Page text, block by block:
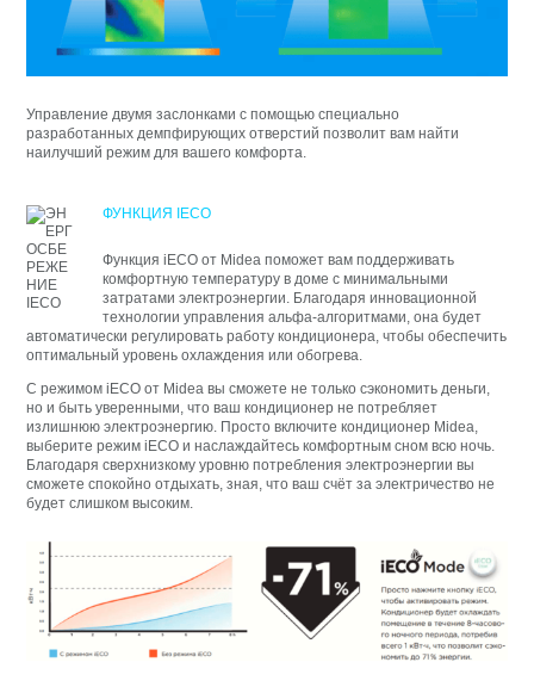
Управление двумя заслонками с помощью специально
разработанных демпфирующих отверстий позволит вам найти
наилучший режим для вашего комфорта.
ФУНКЦИЯ IECO
Функция iECO от Midea поможет вам поддерживать
комфортную температуру в доме с минимальными
затратами электроэнергии. Благодаря инновационной
технологии управления альфа-алгоритмами, она будет
автоматически регулировать работу кондиционера, чтобы обеспечить
оптимальный уровень охлаждения или обогрева.
С режимом iECO от Midea вы сможете не только сэкономить деньги,
но и быть уверенными, что ваш кондиционер не потребляет
излишнюю электроэнергию. Просто включите кондиционер Midea,
выберите режим iECO и наслаждайтесь комфортным сном всю ночь.
Благодаря сверхнизкому уровню потребления электроэнергии вы
сможете спокойно отдыхать, зная, что ваш счёт за электричество не
будет слишком высоким.